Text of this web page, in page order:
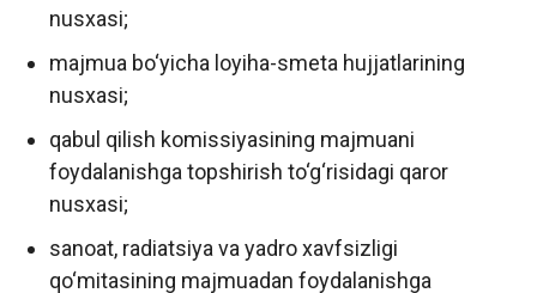
nusxasi;
majmua bo‘yicha loyiha-smeta hujjatlarining
nusxasi;
qabul qilish komissiyasining majmuani
foydalanishga topshirish to‘g‘risidagi qaror
nusxasi;
sanoat, radiatsiya va yadro xavfsizligi
qo‘mitasining majmuadan foydalanishga